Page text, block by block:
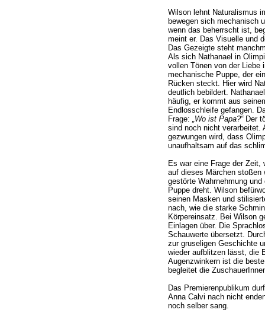
Wilson lehnt Naturalismus
bewegen sich mechanisch
wenn das beherrscht ist,
meint er. Das Visuelle und
Das Gezeigte steht
Als sich Nathanael in
vollen Tönen von der Liebe
mechanische Puppe, der
Rücken steckt. Hier wird
deutlich bebildert.
häufig, er kommt aus
Endlosschleife gefangen.
Frage: „Wo ist Papa?“Der
sind noch nicht verarbeitet.
gezwungen wird, dass
unaufhaltsam auf das
Es war eine Frage der
auf dieses Märchen stoßen
gestörte Wahrnehmung
Puppe dreht. Wilson
seinen Masken und
nach, wie die starke
Körpereinsatz. Bei Wilson
Einlagen über. Die
Schauwerte übersetzt.
zur gruseligen Geschichte
wieder aufblitzen lässt, die
Augenzwinkern ist die
begleitet die
Das Premierenpublikum
Anna Calvi nach nicht
noch selber sang.